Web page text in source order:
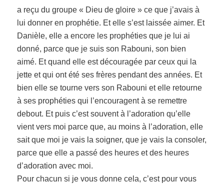
a reçu du groupe « Dieu de gloire » ce que j’avais à
lui donner en prophétie. Et elle s’est laissée aimer. Et
Danièle, elle a encore les prophéties que je lui ai
donné, parce que je suis son Rabouni, son bien
aimé. Et quand elle est découragée par ceux qui la
jette et qui ont été ses frères pendant des années. Et
bien elle se tourne vers son Rabouni et elle retourne
à ses prophéties qui l’encouragent à se remettre
debout. Et puis c’est souvent à l’adoration qu’elle
vient vers moi parce que, au moins à l’adoration, elle
sait que moi je vais la soigner, que je vais la consoler,
parce que elle a passé des heures et des heures
d’adoration avec moi.
Pour chacun si je vous donne cela, c’est pour vous